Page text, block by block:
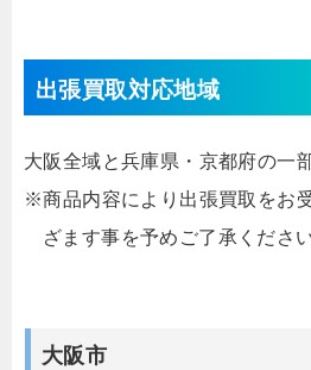
出張買取対応地域
大阪全域と兵庫県・京都府の一
※商品内容により出張買取をお
ざます事を予めご了承ください
大阪市